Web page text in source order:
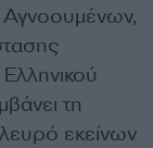
τη
εκείνων